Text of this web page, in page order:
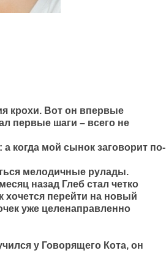
крохи. Вот он впервые
первые шаги – всего не
когда мой сынок заговорит по-
мелодичные рулады.
назад Глеб стал четко
перейти на новый
уже целенаправленно
у Говорящего Кота, он